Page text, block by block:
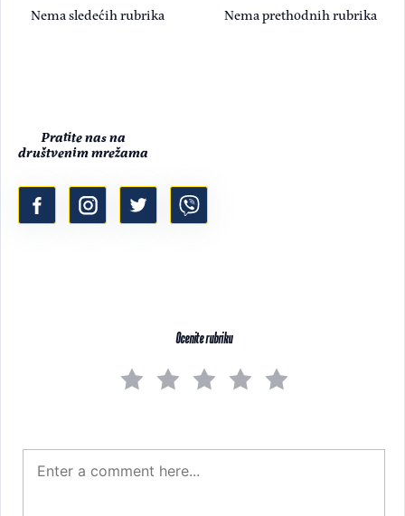
Nema sledećih rubrika Nema prethodnih rubrika
Pratite nas na
društvenim mrežama
Ocenite rubriku